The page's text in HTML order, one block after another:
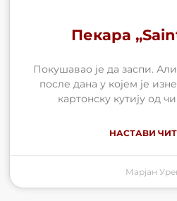
Пекара
Покушавао је да заспи.
после дана у којем је
картонску кутију од
НАСТАВИ
Марјан